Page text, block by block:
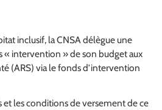
inclusif, la CNSA délègue une
« intervention » de son budget aux
(ARS) via le fonds d’intervention
les conditions de versement de ce